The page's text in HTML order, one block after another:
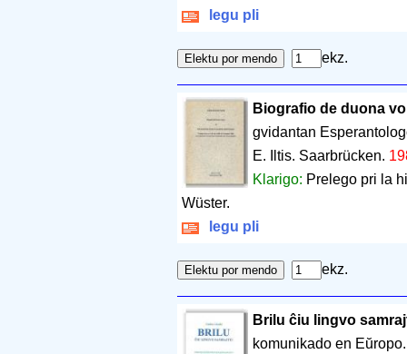
legu pli
ekz.
Biografio de duona
gvidantan
E. Iltis. Saarbrücken.
Klarigo: Prelego pri la
Wüster.
legu pli
ekz.
Brilu ĉiu lingvo
komunikado en